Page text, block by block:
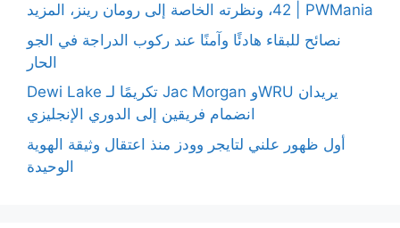
42، ونظرته الخاصة إلى رومان رينز، المزيد | PWMania
نصائح للبقاء هادئًا وآمنًا عند ركوب الدراجة في الجو
الحار
Dewi Lake تكريمًا لـ Jac Morgan وWRU يريدان
انضمام فريقين إلى الدوري الإنجليزي
أول ظهور علني لتايجر وودز منذ اعتقال وثيقة الهوية
الوحيدة